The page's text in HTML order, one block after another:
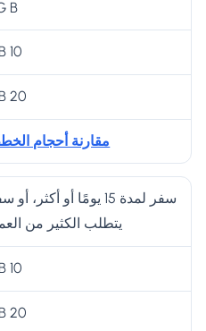
B
10 GB
20 GB
مقارنة أحجام
سفر لمدة 15 يومًا أو أكثر، أو
يتطلب الكثير من
10 GB
20 GB